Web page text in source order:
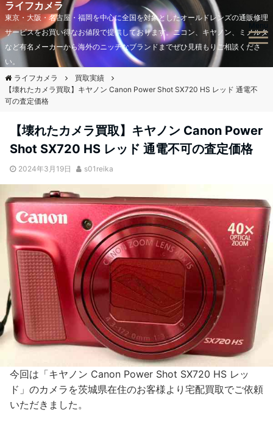
ライフカメラ
東京・大阪・名古屋・福岡を中心に全国を対象としたオールドレンズの通販修理
サービスをお買い得なお値段で提供しております。ニコン、キヤノン、ミノルタ
など有名メーカーから海外のニッチなブランドまでぜひ見積もりご相談くださ
い。
ライフカメラ
買取実績
【壊れたカメラ買取】キヤノン Canon Power Shot SX720 HS レッド 通電不
可の査定価格
【壊れたカメラ買取】キヤノン Canon Power
Shot SX720 HS レッド 通電不可の査定価格
2024年3月19日 s01reika
今回は「キヤノン Canon Power Shot SX720 HS レッ
ド」のカメラを茨城県在住のお客様より宅配買取でご依頼
いただきました。